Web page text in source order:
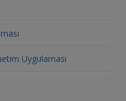
Uygulaması